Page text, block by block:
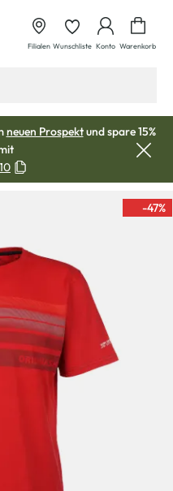
Filialen Wunschliste Konto Warenkorb
neuen Prospektund spare 15%
-47%